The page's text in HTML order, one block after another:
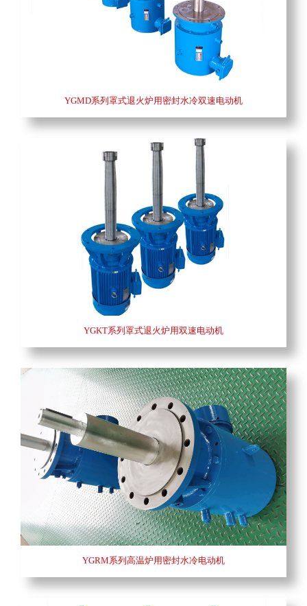
YGMD系列罩式退火炉用密封水冷双速电动机
YGKT系列罩式退火炉用双速电动机
YGRM系列高温炉用密封水冷电动机